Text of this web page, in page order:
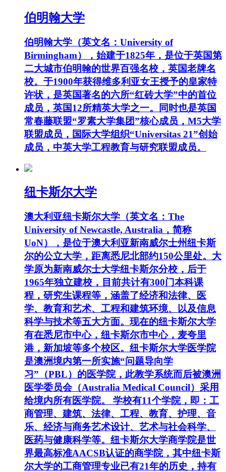
伯明翰大学
伯明翰大学（英文名：University of
Birmingham），始建于1825年，是位于英国第
二大城市伯明翰的世界百强名校，英国老牌名
校。于1900年获得维多利亚女王授予的皇家特
许状，是英国著名的六所“红砖大学”中的首位
成员，英国12所精英大学之一。同时也是英国
常春藤联盟“罗素大学集团”核心成员，M5大学
联盟成员，国际大学组织“Universitas 21”创始
成员，中英大学工程教育与研究联盟成员。
纽卡斯尔大学
澳大利亚纽卡斯尔大学（英文名：The
University of Newcastle, Australia，简称
UoN），是位于澳大利亚新南威尔士州纽卡斯
尔的公立大学，距离悉尼北部约150公里处。大
学原为新南威尔士大学纽卡斯尔分校，后于
1965年独立建校，目前共计有300门本科课
程，研究生课程等，涵盖了经济和法律、医
学、教育和艺术、工程和建筑环境、以及信息
科学与技术等五大方面。现在的纽卡斯尔大学
有在悉尼市中心，纽卡斯尔市中心，麦夸里
港，新加坡等多个校区。纽卡斯尔大学医学院
是澳洲境内第一所实施“问题导向学
习”（PBL）的医学院，此教学系统而后被澳洲
医学委员会（Australia Medical Council）采用
给境内所有医学院。 学校有11个学院，即：工
商管理、建筑、法律、工程、教育、护理、音
乐、经济与商务艺术设计、艺术与社会科学、
医药与健康科学等。纽卡斯尔大学商学院是世
界最高标准AACSB认证的商学院，其中纽卡斯
尔大学的工商管理专业已有21年的历史，持有